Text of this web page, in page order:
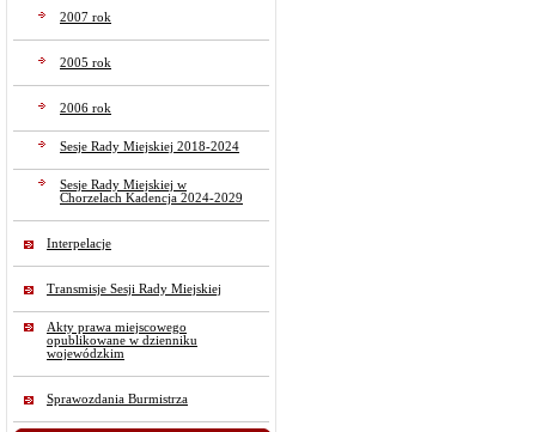
2007 rok
2005 rok
2006 rok
Sesje Rady Miejskiej 2018-2024
Sesje Rady Miejskiej w
Chorzelach Kadencja 2024-2029
Interpelacje
Transmisje Sesji Rady Miejskiej
Akty prawa miejscowego
opublikowane w dzienniku
wojewódzkim
Sprawozdania Burmistrza